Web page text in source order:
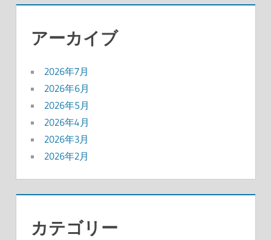
アーカイブ
2026年7月
2026年6月
2026年5月
2026年4月
2026年3月
2026年2月
カテゴリー